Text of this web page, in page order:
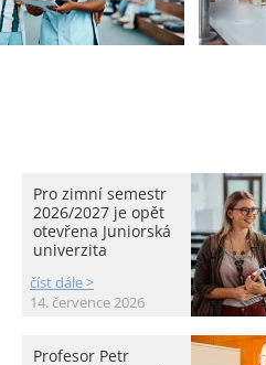
Pro zimní semestr
2026/2027 je opět
otevřena Juniorská
univerzita
číst dále >
14. července 2026
Profesor Petr